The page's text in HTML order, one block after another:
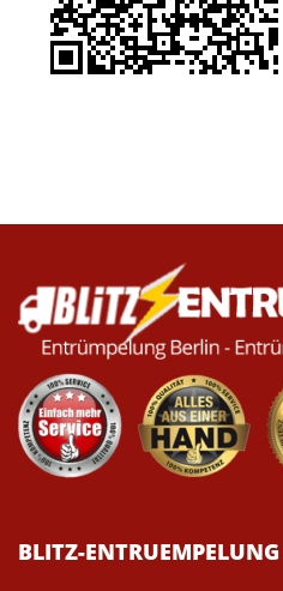
BLITZ-ENTRUEMPELUNG